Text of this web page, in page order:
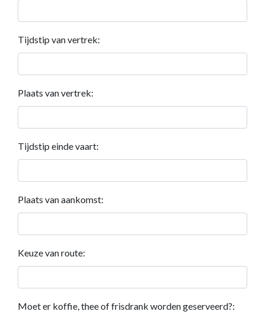
Tijdstip van vertrek:
Plaats van vertrek:
Tijdstip einde vaart:
Plaats van aankomst:
Keuze van route:
Moet er koffie, thee of frisdrank worden geserveerd?: